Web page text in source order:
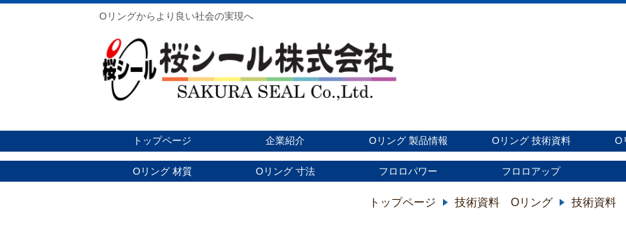
Oリングからより良い社会の実現へ
トップページ 企業紹介 Oリング 製品情報 Oリング 技術資料 O
Oリング 材質 Oリング 寸法 フロロパワー フロロアップ
トップページ 技術資料 Oリング 技術資料